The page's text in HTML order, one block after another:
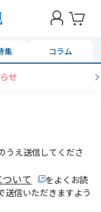
集 コラム
せ
うえ送信してくださ
いて
をよくお読
送信いただきますよう